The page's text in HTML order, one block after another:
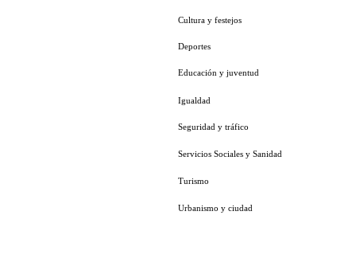
Cultura y festejos
Deportes
Educación y juventud
Igualdad
Seguridad y tráfico
Servicios Sociales y Sanidad
Turismo
Urbanismo y ciudad